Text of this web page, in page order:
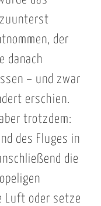
der
danach
– und zwar
erschien.
trotzdem:
des Fluges in
die
Luft oder setze